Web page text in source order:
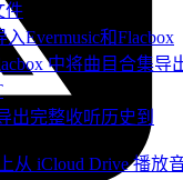
件
Evermusic和Flacbox
中将曲目合集导
出完整收听历史到
从 iCloud Drive 播放